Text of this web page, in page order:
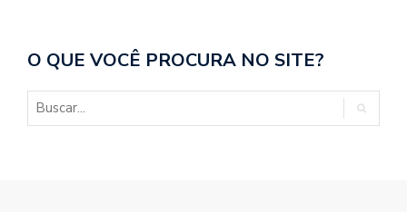
O QUE VOCÊ PROCURA NO SITE?